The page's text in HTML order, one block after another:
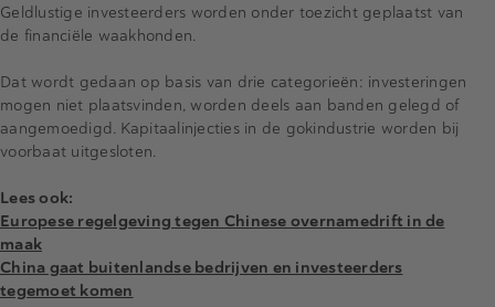
Geldlustige investeerders worden onder toezicht geplaatst van
de financiële waakhonden.
Dat wordt gedaan op basis van drie categorieën: investeringen
mogen niet plaatsvinden, worden deels aan banden gelegd of
aangemoedigd. Kapitaalinjecties in de gokindustrie worden bij
voorbaat uitgesloten.
Lees ook:
Europese regelgeving tegen Chinese overnamedrift in de
maak
China gaat buitenlandse bedrijven en investeerders
tegemoet komen